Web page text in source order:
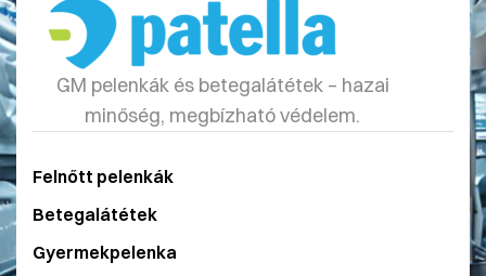
GM pelenkák és betegalátétek – hazai
minőség, megbízható védelem.
Felnőtt pelenkák
Betegalátétek
Gyermekpelenka